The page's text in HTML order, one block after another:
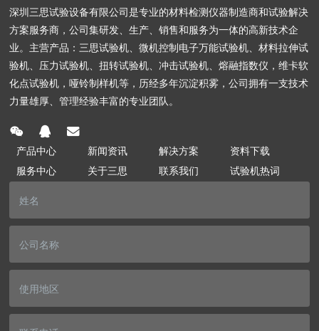
深圳三思试验设备有限公司是专业的材料检测仪器制造商和试验解决
方案服务商，公司集研发、生产、销售和服务为一体的高新技术企
业。主营产品：三思试验机、微机控制电子万能试验机、材料拉伸试
验机、压力试验机、扭转试验机、冲击试验机、熔融指数仪，维卡软
化点试验机，哑铃制样机等，历经多年沉淀积雾，公司拥有一支技术
力量雄厚、管理经验丰富的专业团队。
产品中心 新闻资讯 解决方案
资料下载
服务中心
关于三思 联系我们 试验机热词